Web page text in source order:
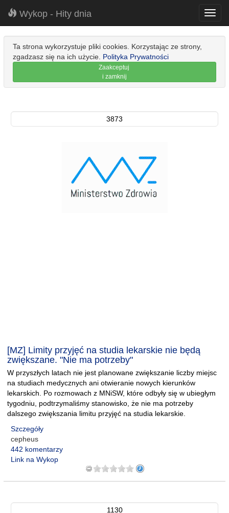
Wykop - Hity dnia
Ta strona wykorzystuje pliki cookies. Korzystając ze strony,
zgadzasz się na ich użycie. Polityka Prywatności
Zaakceptuj
i zamknij
3873
[MZ] Limity przyjęć na studia lekarskie nie będą
zwiększane. "Nie ma potrzeby"
W przyszłych latach nie jest planowane zwiększanie liczby miejsc
na studiach medycznych ani otwieranie nowych kierunków
lekarskich. Po rozmowach z MNiSW, które odbyły się w ubiegłym
tygodniu, podtrzymaliśmy stanowisko, że nie ma potrzeby
dalszego zwiększania limitu przyjęć na studia lekarskie.
Szczegóły
cepheus
442 komentarzy
Link na Wykop
1130